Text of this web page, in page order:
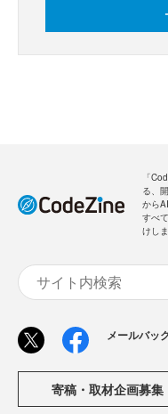
「
る、
から
すべ
けしま
メールバッ
寄稿・取材企画募集